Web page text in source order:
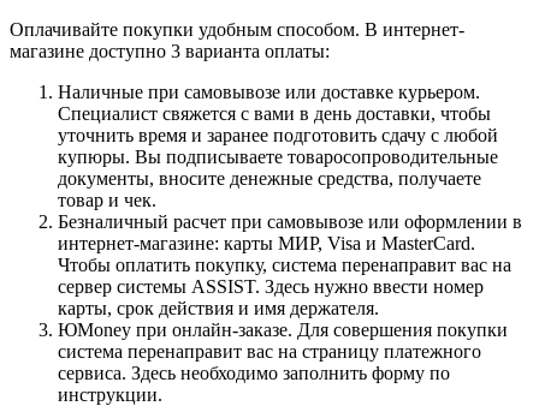
Оплачивайте покупки удобным способом. В интернет-
магазине доступно 3 варианта оплаты:
Наличные при самовывозе или доставке курьером.
Специалист свяжется с вами в день доставки, чтобы
уточнить время и заранее подготовить сдачу с любой
купюры. Вы подписываете товаросопроводительные
документы, вносите денежные средства, получаете
товар и чек.
Безналичный расчет при самовывозе или оформлении в
интернет-магазине: карты МИР, Visa и MasterCard.
Чтобы оплатить покупку, система перенаправит вас на
сервер системы ASSIST. Здесь нужно ввести номер
карты, срок действия и имя держателя.
ЮMoney при онлайн-заказе. Для совершения покупки
система перенаправит вас на страницу платежного
сервиса. Здесь необходимо заполнить форму по
инструкции.